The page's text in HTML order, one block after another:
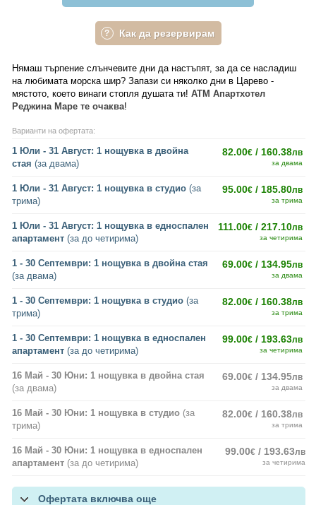
Как да резервирам
Нямаш търпение слънчевите дни да настъпят, за да се насладиш
на любимата морска шир? Запази си няколко дни в Царево -
мястото, което винаги стопля душата ти! ATM Апартхотел
Реджина Маре те очаква!
Варианти на офертата:
1 Юли - 31 Август: 1 нощувка в двойна
стая (за двама)
82.00€ / 160.38лв
за двама
1 Юли - 31 Август: 1 нощувка в студио (за
трима)
95.00€ / 185.80лв
за трима
1 Юли - 31 Август: 1 нощувка в едноспален
апартамент (за до четирима)
111.00€ / 217.10лв
за четирима
1 - 30 Септември: 1 нощувка в двойна стая
(за двама)
69.00€ / 134.95лв
за двама
1 - 30 Септември: 1 нощувка в студио (за
трима)
82.00€ / 160.38лв
за трима
1 - 30 Септември: 1 нощувка в едноспален
апартамент (за до четирима)
99.00€ / 193.63лв
за четирима
16 Май - 30 Юни: 1 нощувка в двойна стая
(за двама)
69.00€ / 134.95лв
за двама
16 Май - 30 Юни: 1 нощувка в студио (за
трима)
82.00€ / 160.38лв
за трима
16 Май - 30 Юни: 1 нощувка в едноспален
апартамент (за до четирима)
99.00€ / 193.63лв
за четирима
Офертата включва още